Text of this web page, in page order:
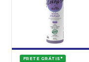
FRETE GRÁTIS*